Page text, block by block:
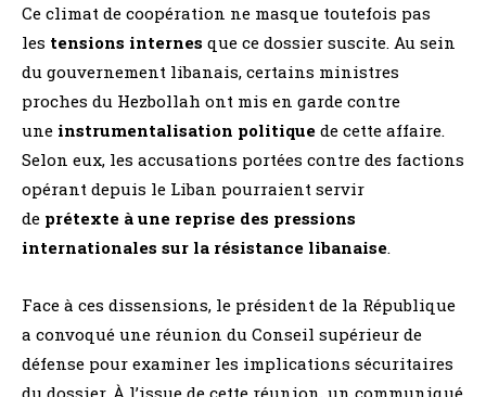
Ce climat de coopération ne masque toutefois pas
les tensions internes que ce dossier suscite. Au sein
du gouvernement libanais, certains ministres
proches du Hezbollah ont mis en garde contre
une instrumentalisation politique de cette affaire.
Selon eux, les accusations portées contre des factions
opérant depuis le Liban pourraient servir
de prétexte à une reprise des pressions
internationales sur la résistance libanaise.
Face à ces dissensions, le président de la République
a convoqué une réunion du Conseil supérieur de
défense pour examiner les implications sécuritaires
du dossier. À l’issue de cette réunion, un communiqué